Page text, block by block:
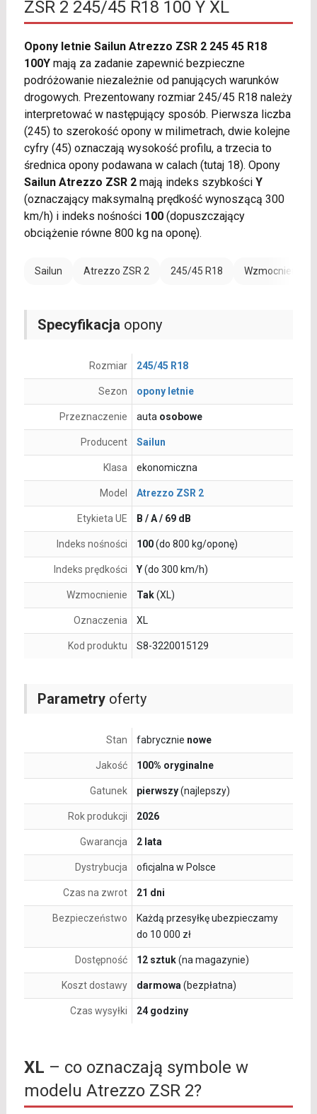
ZSR 2 245/45 R18 100 Y XL
Opony letnie Sailun Atrezzo ZSR 2 245 45 R18
100Ymają za zadanie zapewnić bezpieczne
podróżowanie niezależnie od panujących warunków
drogowych. Prezentowany rozmiar 245/45 R18 należy
interpretować w następujący sposób. Pierwsza liczba
(245) to szerokość opony w milimetrach, dwie kolejne
cyfry (45) oznaczają wysokość profilu, a trzecia to
średnica opony podawana w calach (tutaj 18). Opony
Sailun Atrezzo ZSR 2mają indeks szybkości Y
(oznaczający maksymalną prędkość wynoszącą 300
km/h) i indeks nośności 100(dopuszczający
obciążenie równe 800 kg na oponę).
Sailun Atrezzo ZSR 2 245/45 R18 Wzmocnienie
Parametryoferty
Stan fabrycznie nowe
Jakość 100% oryginalne
Gatunek pierwszy(najlepszy)
Rok produkcji 2026
Gwarancja 2 lata
Dystrybucja oficjalna w Polsce
Czas na zwrot 21 dni
Bezpieczeństwo
Każdą przesyłkę ubezpieczamy
do 10 000 zł
Dostępność 12 sztuk(na magazynie)
Koszt dostawy darmowa (bezpłatna)
Czas wysyłki 24 godziny
Specyfikacja opony
Rozmiar 245/45 R18
Sezon opony letnie
Przeznaczenie auta osobowe
Producent Sailun
Klasa ekonomiczna
Model Atrezzo ZSR 2
Etykieta UE B / A / 69 dB
Indeks nośności 100(do 800 kg/oponę)
Indeks prędkości Y(do 300 km/h)
Wzmocnienie Tak(XL)
Oznaczenia XL
Kod produktu S8-3220015129
XL – co oznaczają symbole w
modelu Atrezzo ZSR 2?